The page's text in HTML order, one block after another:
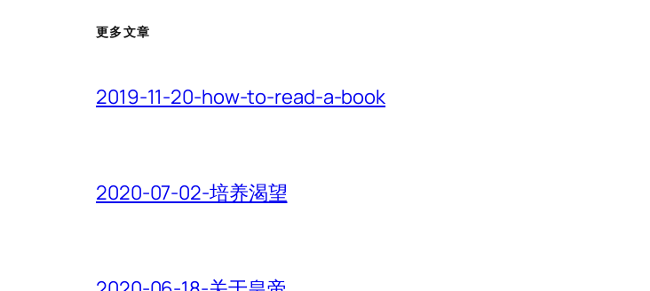
更多文章
2019-11-20-how-to-read-a-book
2020-07-02-培养渴望